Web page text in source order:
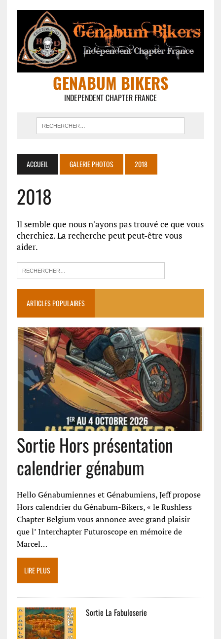
GENABUM BIKERS
INDEPENDENT CHAPTER FRANCE
ACCUEIL GALERIE PHOTOS 2018
2018
Il semble que nous n'ayons pas trouvé ce que vous
cherchiez. La recherche peut peut-être vous
aider.
ARTICLES POPULAIRES
Sortie Hors présentation
calendrier génabum
Hello Génabumiennes et Génabumiens, Jeff propose
Hors calendrier du Génabum-Bikers, « le Rushless
Chapter Belgium vous annonce avec grand plaisir
que l’ Interchapter Futuroscope en mémoire de
Marcel…
LIRE PLUS
Sortie La Fabuloserie